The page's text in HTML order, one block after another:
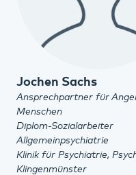
Jochen Sachs
Ansprechpartner für
Menschen
Diplom-Sozialarbeiter
Allgemeinpsychiatrie
Klinik für Psychiatrie,
Klingenmünster